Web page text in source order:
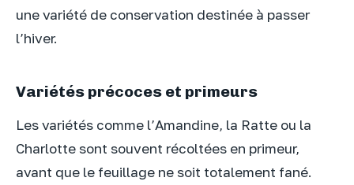
une variété de conservation destinée à passer
l’hiver.
Variétés précoces et primeurs
Les variétés comme l’Amandine, la Ratte ou la
Charlotte sont souvent récoltées en primeur,
avant que le feuillage ne soit totalement fané.